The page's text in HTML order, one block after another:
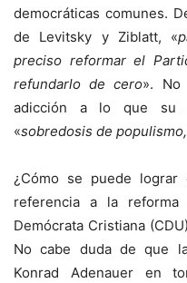
democráticas comunes.
de Levitsky y Ziblatt, «
preciso reformar el
refundarlo de cero». No
adicción a lo que su
«sobredosis de
¿Cómo se puede lograr
referencia a la reforma
Demócrata Cristiana (CDU
No cabe duda de que
Konrad Adenauer en